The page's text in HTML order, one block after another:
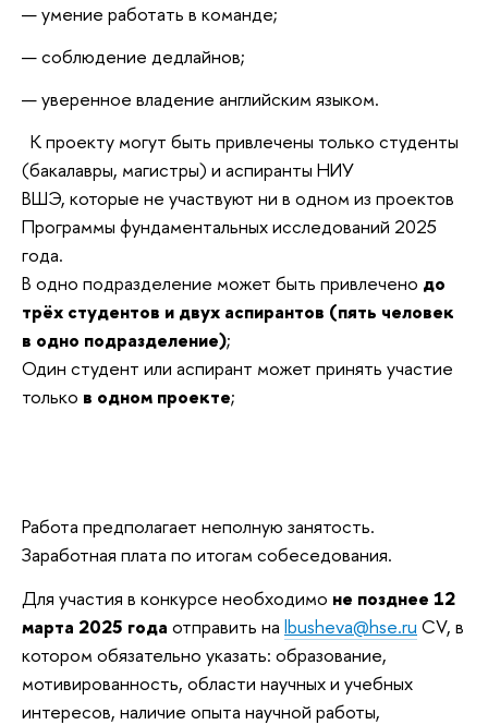
умение работать в команде;
соблюдение дедлайнов;
уверенное владение английским языком.
К проекту могут быть привлечены только студенты
(бакалавры, магистры) и аспиранты НИУ
ВШЭ, которые не участвуют ни в одном из проектов
Программы фундаментальных исследований 2025
года.
В одно подразделение может быть привлечено до
трёх студентов и двух аспирантов (пять человек
в одно подразделение);
Один студент или аспирант может принять участие
только в одном проекте;
Работа предполагает неполную занятость.
Заработная плата по итогам собеседования.
Для участия в конкурсе необходимо не позднее 12
марта 2025 года отправить на lbusheva@hse.ru CV, в
котором обязательно указать: образование,
мотивированность, области научных и учебных
интересов, наличие опыта научной работы,